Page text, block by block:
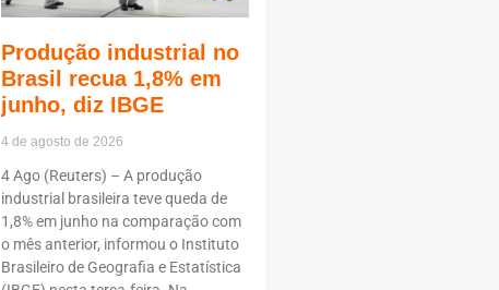
Produção industrial no
Brasil recua 1,8% em
junho, diz IBGE
4 de agosto de 2026
4 Ago (Reuters) – A produção
industrial brasileira teve queda de
1,8% em junho na comparação com
o mês anterior, informou o Instituto
Brasileiro de Geografia e Estatística